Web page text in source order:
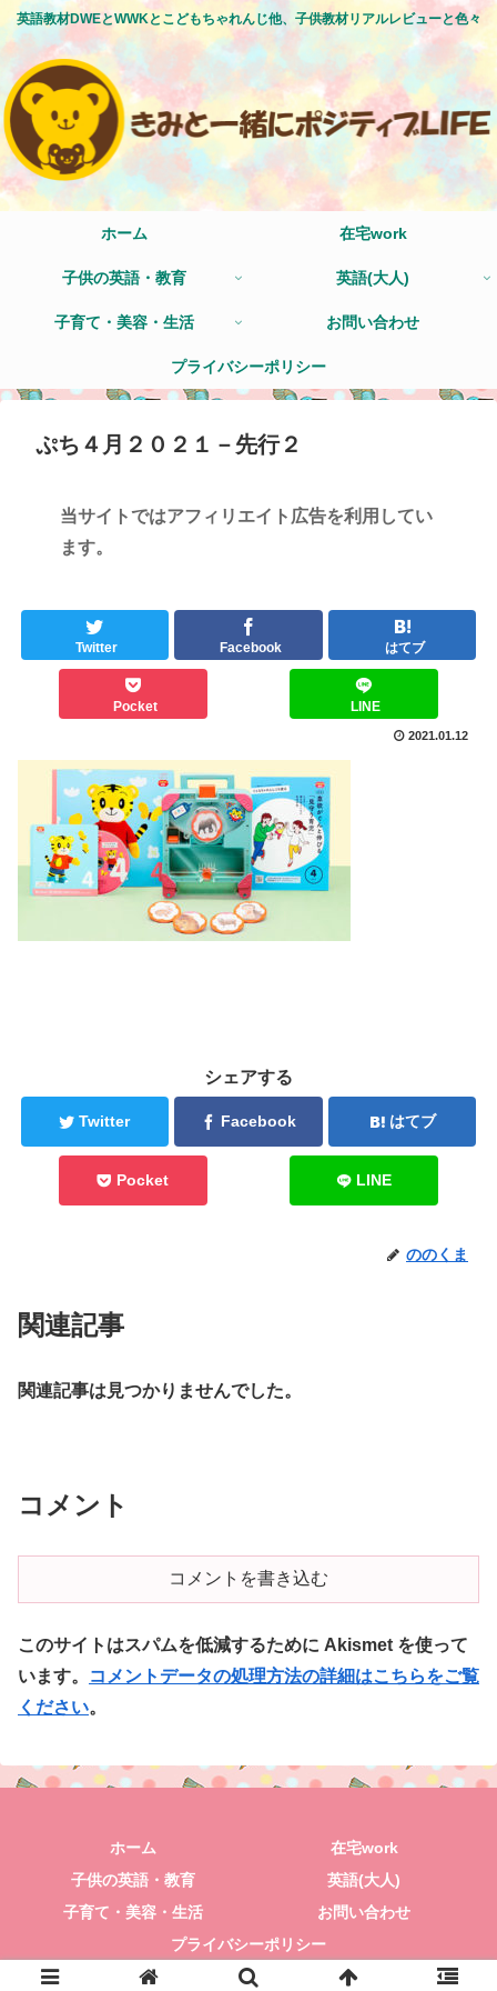
英語教材DWEとWWKとこどもちゃれんじ他、子供教材リアルレビューと色々
ホーム 在宅work
子供の英語・教育 英語(大人)
子育て・美容・生活 お問い合わせ
プライバシーポリシー
ぷち４月２０２１－先行２
当サイトではアフィリエイト広告を利用してい
ます。
Twitter Facebook はてブ
Pocket LINE
2021.01.12
シェアする
Twitter Facebook はてブ
Pocket LINE
ののくま
関連記事
関連記事は見つかりませんでした。
コメント
コメントを書き込む
このサイトはスパムを低減するために Akismet を使って
います。
コメントデータの処理方法の詳細はこちらをご覧
ください。
ホーム
在宅work
子供の英語・教育
英語(大人)
子育て・美容・生活
お問い合わせ
プライバシーポリシー
© 2018 きみと一緒にポジティブLIFE.